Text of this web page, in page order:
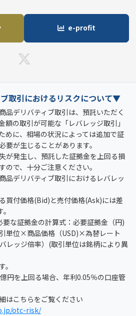
e-profit
取引におけるリスクについて▼
デリバティブ取引は、預託いただく
額の取引が可能な「レバレッジ取引」
めに、相場の状況によっては追加で証
要が生じることがあります。
が発生し、預託した証拠金を上回る損
ので、十分ご注意ください。
品デリバティブ取引におけるレバレッ
買付価格(Bid)と売付価格(Ask)には差
な証拠金の計算式：必要証拠金（円)
単位×商品価格（USD)×為替レート
レッジ倍率）(取引単位は銘柄により異
円を上回る場合、年利0.05％の口座管
はこちらをご覧ください
otc-risk/